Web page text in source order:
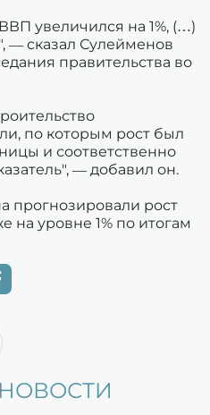
увеличился на 1%, (…)
— сказал Сулейменов
правительства во
по которым рост был
и соответственно
— добавил он.
прогнозировали рост
на уровне 1% по итогам